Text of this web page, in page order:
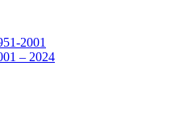
2001
– 2024